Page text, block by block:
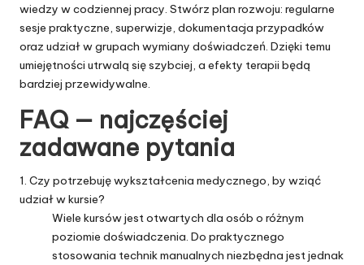
wiedzy w codziennej pracy. Stwórz plan rozwoju: regularne
sesje praktyczne, superwizje, dokumentacja przypadków
oraz udział w grupach wymiany doświadczeń. Dzięki temu
umiejętności utrwalą się szybciej, a efekty terapii będą
bardziej przewidywalne.
FAQ — najczęściej
zadawane pytania
1. Czy potrzebuję wykształcenia medycznego, by wziąć
udział w kursie?
Wiele kursów jest otwartych dla osób o różnym
poziomie doświadczenia. Do praktycznego
stosowania technik manualnych niezbędna jest jednak